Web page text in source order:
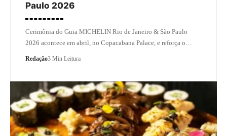
Paulo 2026
Cerimônia do Guia MICHELIN Rio de Janeiro & São Paulo
2026 acontece em abril, no Copacabana Palace, e reforça o…
Redação3 Min Leitura